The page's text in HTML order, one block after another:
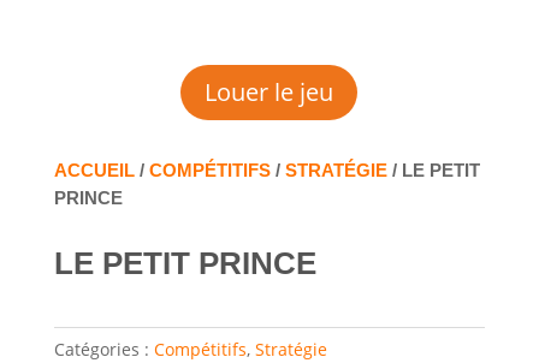
Louer le jeu
ACCUEIL/ COMPÉTITIFS/ STRATÉGIE/ LE PETIT
PRINCE
LE PETIT PRINCE
Catégories : Compétitifs, Stratégie